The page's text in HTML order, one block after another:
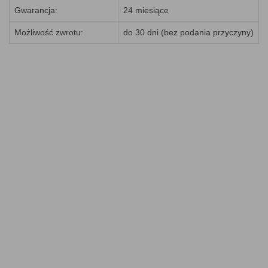
Gwarancja: 24 miesiące
Możliwość zwrotu: do 30 dni (bez podania przyczyny)